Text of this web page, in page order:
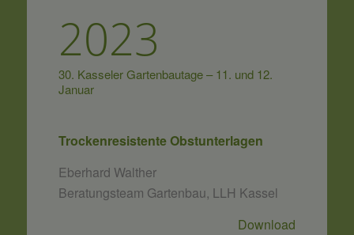
2023
30. Kasseler Gartenbautage – 11. und 12.
Januar
Trockenresistente Obstunterlagen
Eberhard Walther
Beratungsteam Gartenbau, LLH Kassel
Download